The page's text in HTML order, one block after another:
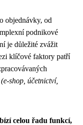
objednávky, od
podnikové
je důležité zvážit
klíčové faktory patří
shop, účetnictví,
celou řadu funkcí,